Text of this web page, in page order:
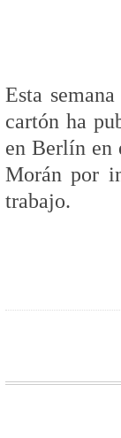
Esta
cartón ha
en Berlín en
Morán por
trabajo.